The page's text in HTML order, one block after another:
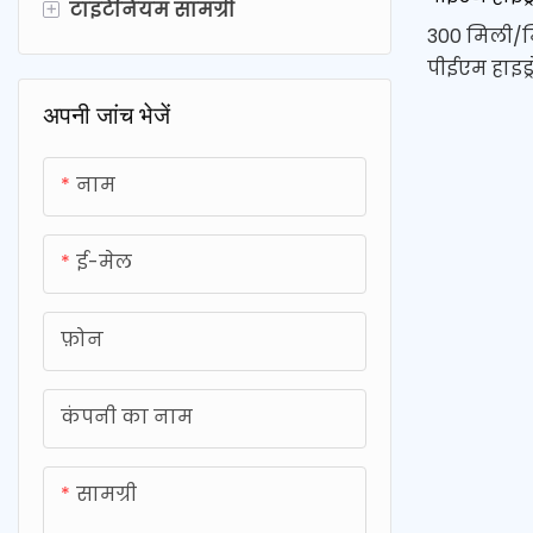
+ टाइटेनियम सामग्री
टाइटेनियम फ़िल्टर
टाइटेनियम मेष & प्लेट
टाइटेनियम पेंच
अपनी जांच भेजें
नाम
ई-मेल
फ़ोन
कंपनी का नाम
सामग्री
300 मिली/
पीईएम